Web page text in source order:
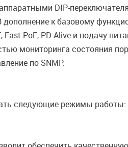
DIP-
к базовому
PoE, PD Alive и подачу
мониторинга состояния
по SNMP.
следующие режимы работы: